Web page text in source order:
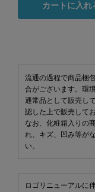
カートに入れ
流通の過程で商品梱
合がございます。環
通常品として販売し
認した上で販売して
なお、化粧箱入りの
れ、キズ、凹み等が
い。
ロゴリニューアルに